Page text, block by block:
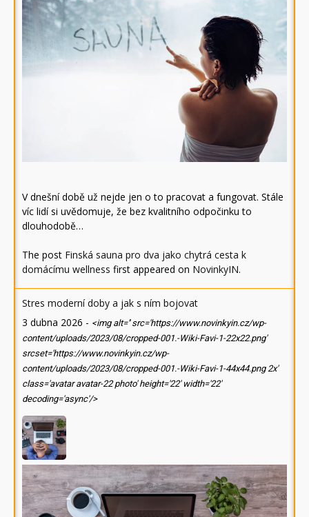
V dnešní době už nejde jen o to pracovat a fungovat. Stále
víc lidí si uvědomuje, že bez kvalitního odpočinku to
dlouhodobě…
The post Finská sauna pro dva jako chytrá cesta k
domácímu wellness first appeared on NovinkyIN.
Stres moderní doby a jak s ním bojovat
3 dubna 2026 - <img alt='' src='https://www.novinkyin.cz/wp-
content/uploads/2023/08/cropped-001.-Wiki-Favi-1-22x22.png'
srcset='https://www.novinkyin.cz/wp-
content/uploads/2023/08/cropped-001.-Wiki-Favi-1-44x44.png 2x'
class='avatar avatar-22 photo' height='22' width='22'
decoding='async'/>